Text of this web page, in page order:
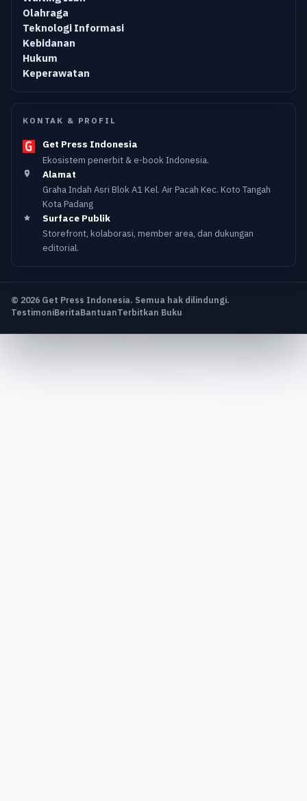
Olahraga
Teknologi Informasi
Kebidanan
Hukum
Keperawatan
KONTAK & PROFIL
Get Press Indonesia
Ekosistem penerbit & e-book Indonesia.
Alamat
Graha Indah Asri Blok A1 Kel. Air Pacah Kec. Koto Tangah
Kota Padang
Surface Publik
Storefront, kolaborasi, member area, dan dukungan
editorial.
© 2026 Get Press Indonesia. Semua hak dilindungi.
TestimoniBeritaBantuanTerbitkan Buku